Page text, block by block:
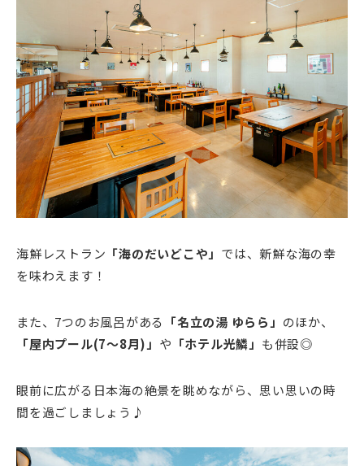
海鮮レストラン 「海のだいどこや」 では、新鮮な海の幸
を味わえます！
また、7つのお風呂がある 「名立の湯 ゆらら」 のほか、
「屋内プール(7～8月)」 や 「ホテル光鱗」 も併設◎
眼前に広がる日本海の絶景を眺めながら、思い思いの時
間を過ごしましょう♪